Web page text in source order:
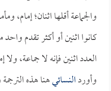
والجماعة أقلها اثنان؛ إمام،
كانوا اثنين أو أكثر تقدم واحد
العدد اثنين فإنه لا جماعة، ولا
وأوردالنسائيهنا هذه